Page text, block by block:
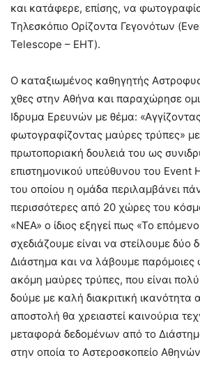
και κατάφερε, επίσης, να
Τηλεσκόπιο Ορίζοντα Γεγονότων
Telescope – EHT).
Ο καταξιωμένος καθηγητής
χθες στην Αθήνα και παραχώρησε
Ιδρυμα Ερευνών με θέμα:
φωτογραφίζοντας μαύρες τρύπες»
πρωτοποριακή δουλειά του ως
επιστημονικού υπεύθυνου του Event
του οποίου η ομάδα περιλαμβάνει
περισσότερες από 20 χώρες του
«ΝΕΑ» ο ίδιος εξηγεί πως «Το
σχεδιάζουμε είναι να στείλουμε δύο
Διάστημα και να λάβουμε
ακόμη μαύρες τρύπες, που είναι πολύ
δούμε με καλή διακριτική ικανότητα
αποστολή θα χρειαστεί καινούρια
μεταφορά δεδομένων από το
στην οποία το Αστεροσκοπείο